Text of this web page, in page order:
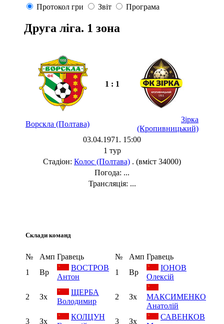
Протокол гри Звіт Програма
Друга ліга. 1 зона
1 : 1
Ворскла (Полтава)
Зірка
(Кропивницький)
03.04.1971. 15:00
1 тур
Стадіон: Колос (Полтава) . (вміст 34000)
Погода: ...
Трансляція: ...
Склади команд
№ Амп Гравець № Амп Гравець
1
Вр
ВОСТРОВ
Антон
1 Вр
ІОНОВ
Олексій
2 Зх
ЩЕРБА
Володимир
2 Зх
МАКСИМЕНКО
Анатолій
3
Зх
КОЛЦУН
3 Зх
САВЕНКОВ